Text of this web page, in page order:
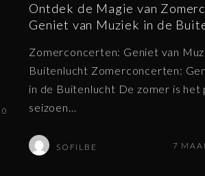
0
Ontdek de Magie van
Geniet van Muziek in de
Zomerconcerten: Geniet van
Buitenlucht Zomerconcerten:
in de Buitenlucht De zomer is
seizoen…
SOFILBE 7